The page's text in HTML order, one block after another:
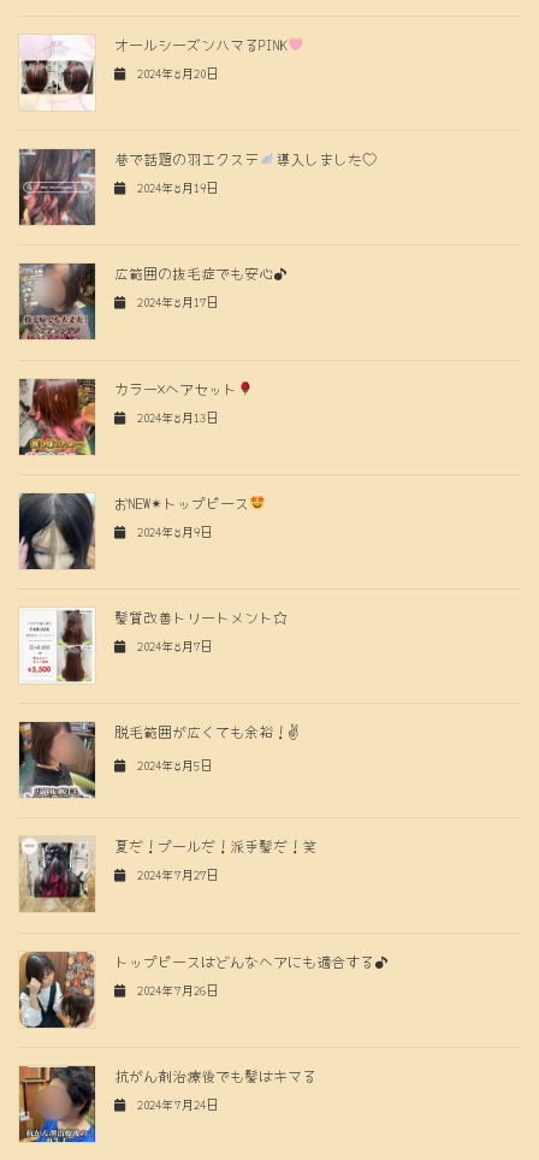
オールシーズンハマるPINK
2024年8月20日
巷で話題の羽エクステ 導入しました♡
2024年8月19日
広範囲の抜毛症でも安心♪
2024年8月17日
カラー×ヘアセット
2024年8月13日
おNEW✴︎トップピース
2024年8月9日
髪質改善トリートメント☆
2024年8月7日
脱毛範囲が広くても余裕！✌️
2024年8月5日
夏だ！プールだ！派手髪だ！笑
2024年7月27日
トップピースはどんなヘアにも適合する♪
2024年7月26日
抗がん剤治療後でも髪はキマる
2024年7月24日